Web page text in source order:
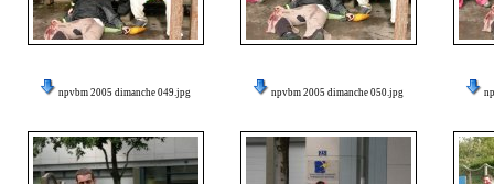
npvbm 2005 dimanche 049.jpg npvbm 2005 dimanche 050.jpg